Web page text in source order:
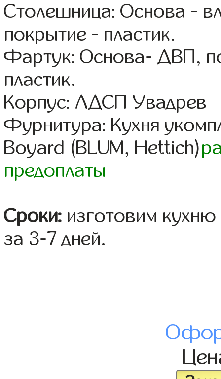
Столешница: Основа -
покрытие - пластик.
Фартук: Основа- ДВП,
пластик.
Корпус: ЛДСП Увадрев
Фурнитура: Кухня
Boyard (BLUM, Hettich)
предоплаты
Сроки: изготовим
за 3-7 дней.